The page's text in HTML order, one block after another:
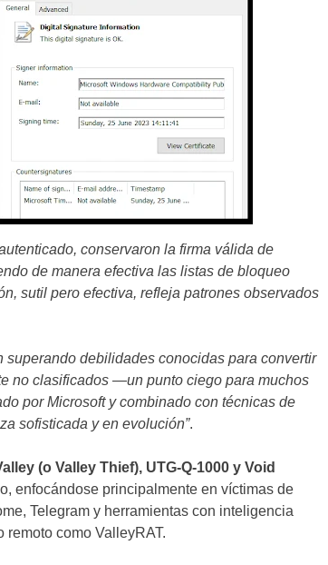
conservaron la firma válida de
de manera efectiva las listas de bloqueo
sutil pero efectiva, refleja patrones observados
superando debilidades conocidas para convertir
no clasificados —un punto ciego para muchos
por Microsoft y combinado con técnicas de
sofisticada y en evolución”.
(o Valley Thief), UTG-Q-1000 y Void
enfocándose principalmente en víctimas de
Telegram y herramientas con inteligencia
como ValleyRAT.